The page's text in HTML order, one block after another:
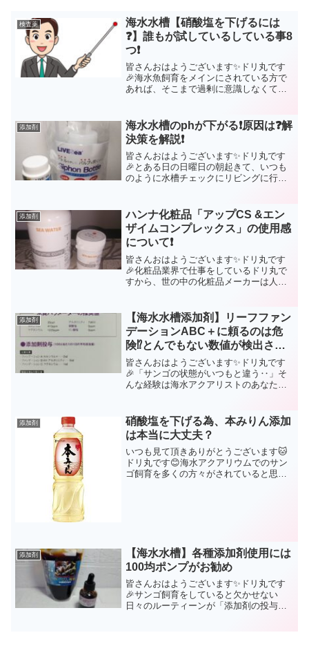
検査薬
海水水槽【硝酸塩を下げるには
❓】誰もが試しているしている事8
つ❗
皆さんおはようございます✨ドリ丸です
🎉海水魚飼育をメインにされている方で
あれば、そこまで過剰に意識しなくても
対策】は何が何でもやらなければならな
い事ですよね。✳10年...
添加剤
海水水槽のphが下がる❗原因は❓解
決策を解説❗
皆さんおはようございます✨ドリ丸です
🎉とある日の日曜日の朝起きて、いつも
のように水槽チェックにリビングに行っ
されている方であれば、この数値がいか
に重大な問題かはご...
添加剤
ハンナ化粧品「アップCS &エン
ザイムコンプレックス」の使用感
について❗
皆さんおはようございます✨ドリ丸です
🎉化粧品業界で仕事をしているドリ丸で
すから、世の中の化粧品メーカーは人よ
粧品メーカー。しかも化粧品メーカーが
アクアリウム用のバクテ...
添加剤
【海水水槽添加剤】リーフファン
デーションABC＋に頼るのは危
険⁉️とんでもない数値が検出され
るかも‥
皆さんおはようございます✨ドリ丸です
🎉「サンゴの状態がいつもと違う‥」そ
んな経験は海水アクアリストのあなたな
していく鍵は4つ✨【照明】【水温】【水
流】そして【水質】です...
添加剤
硝酸塩を下げる為、本みりん添加
は本当に大丈夫？
いつも見て頂きありがとうございます🐱
ドリ丸です😊海水アクアリウムでのサン
ゴ飼育を多くの方々がされていると思い
添加剤
【海水水槽】各種添加剤使用には
100均ポンプがお勧め
皆さんおはようございます✨ドリ丸です
🎉サンゴ飼育をしていると欠かせない
日々のルーティーンが「添加剤の投与」